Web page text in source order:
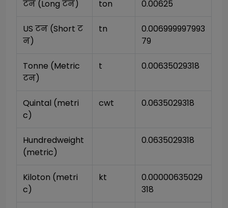
टन (Long टन) ton 0.00625
US टन (Short ट
न)
tn
0.006999997993
79
Tonne (Metric
टन)
t 0.00635029318
Quintal (metri
c)
cwt 0.0635029318
Hundredweight
(metric)
0.0635029318
Kiloton (metri
c)
kt
0.00000635029
318